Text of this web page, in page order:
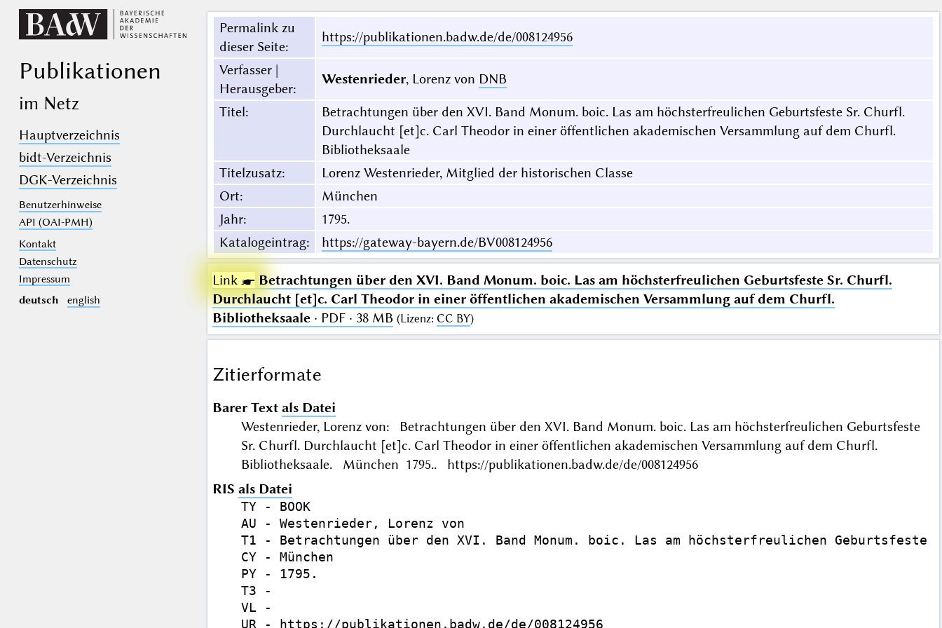
Publikationen
im Netz
Hauptverzeichnis
bidt-Verzeichnis
DGK-Verzeichnis
Benutzerhinweise
API (OAI-PMH)
Kontakt
Datenschutz
Impressum
deutsch
english
Permalink zu
dieser Seite:
https://publikationen.badw.de/de/008124956
Verfasser |
Herausgeber:
Westenrieder, Lorenz von DNB
Titel:
Betrachtungen über den XVI. Band Monum. boic. Las am höchsterfreulichen Geburtsfeste Sr. Churfl.
Durchlaucht [et]c. Carl Theodor in einer öffentlichen akademischen Versammlung auf dem Churfl.
Bibliotheksaale
Titelzusatz:
Lorenz Westenrieder, Mitglied der historischen Classe
Ort:
München
Jahr:
1795.
Katalogeintrag: https://gateway-bayern.de/BV008124956
Link ☛ Betrachtungen über den XVI. Band Monum. boic. Las am höchsterfreulichen Geburtsfeste Sr. Churfl.
Durchlaucht [et]c. Carl Theodor in einer öffentlichen akademischen Versammlung auf dem Churfl.
Bibliotheksaale· PDF · 38 MB (Lizenz: CC BY)
Zitierformate
Barer Text als Datei
Westenrieder, Lorenz von: Betrachtungen über den XVI. Band Monum. boic. Las am höchsterfreulichen Geburtsfeste
Sr. Churfl. Durchlaucht [et]c. Carl Theodor in einer öffentlichen akademischen Versammlung auf dem Churfl.
Bibliotheksaale. München 1795.. https://publikationen.badw.de/de/008124956
RIS als Datei
TY - BOOK
AU - Westenrieder, Lorenz von
T1 - Betrachtungen über den XVI. Band Monum. boic. Las am höchsterfreulichen
CY - München
PY - 1795.
T3 -
VL -
UR - https://publikationen.badw.de/de/008124956